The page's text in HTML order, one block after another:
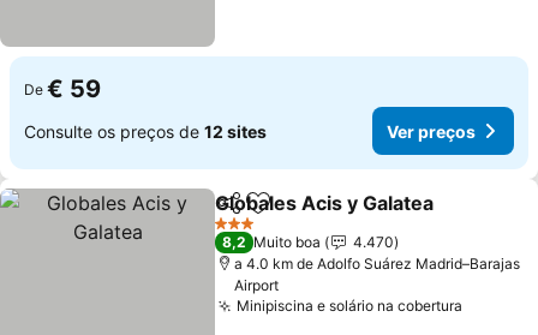
De € 59
Consulte os preços de 12 sites Ver preços
PartilharAdicionar aos favoritos
Globales Acis y Galatea
3 Estrelas
8,2 Muito boa
4.470
a 4.0 km de Adolfo Suárez Madrid–Barajas
Airport
Minipiscina e solário na cobertura